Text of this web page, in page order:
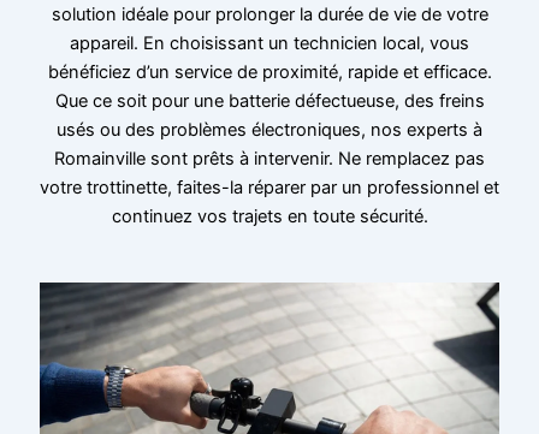
solution idéale pour prolonger la durée de vie de votre
appareil. En choisissant un technicien local, vous
bénéficiez d’un service de proximité, rapide et efficace.
Que ce soit pour une batterie défectueuse, des freins
usés ou des problèmes électroniques, nos experts à
Romainville sont prêts à intervenir. Ne remplacez pas
votre trottinette, faites-la réparer par un professionnel et
continuez vos trajets en toute sécurité.